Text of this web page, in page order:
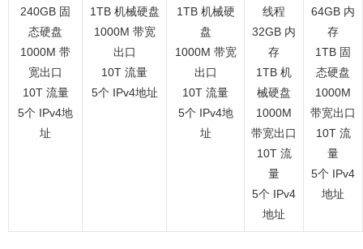
240GB 固
态硬盘
1000M 带
宽出口
10T 流量
5个 IPv4地
址
1TB 机械硬盘
1000M 带宽
出口
10T 流量
5个 IPv4地址
1TB 机械硬
盘
1000M 带宽
出口
10T 流量
5个 IPv4地
址
线程
32GB 内
存
1TB 机
械硬盘
1000M
带宽出口
10T 流
量
5个 IPv4
地址
64GB 内
存
1TB 固
态硬盘
1000M
带宽出口
10T 流
量
5个 IPv4
地址